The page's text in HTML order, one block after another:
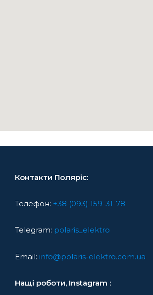
Контакти Поляріс:
Телефон: +38 (093) 159-31-78
Telegram: polaris_elektro
Email: info@polaris-elektro.com.ua
Нащі роботи, Instagram :